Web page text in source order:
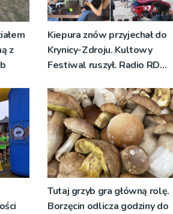
z
Kiepura znów przyjechał do
Krynicy-Zdroju. Kultowy
Festiwal ruszył. Radio RDN
[ZDJĘCIA]
Tutaj grzyb gra główną rolę.
Borzęcin odlicza godziny do